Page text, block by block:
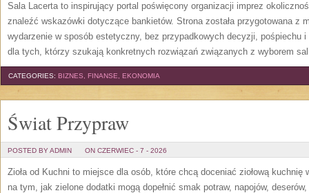
Sala Lacerta to inspirujący portal poświęcony organizacji imprez
znaleźć wskazówki dotyczące bankietów. Strona została przygotowana z
wydarzenie w sposób estetyczny, bez przypadkowych decyzji, pośpiechu
dla tych, którzy szukają konkretnych rozwiązań związanych z wyborem
CATEGORIES: BIZNES, FINANSE, EKONOMIA
Świat Przypraw
POSTED BY ADMIN ON CZERWIEC - 7 - 2026
Zioła od Kuchni to miejsce dla osób, które chcą doceniać ziołową
na tym, jak zielone dodatki mogą dopełnić smak potraw, napojów,